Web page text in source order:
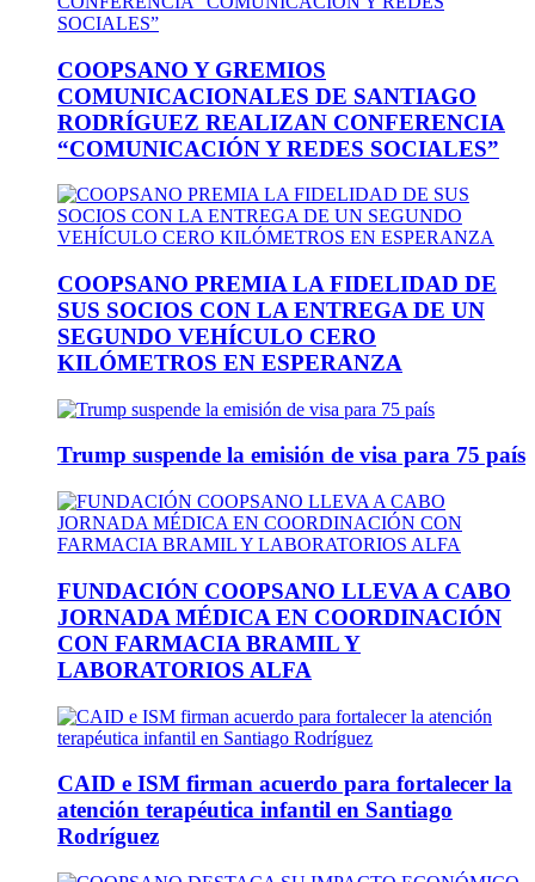
COOPSANO Y GREMIOS
COMUNICACIONALES DE SANTIAGO
RODRÍGUEZ REALIZAN CONFERENCIA
“COMUNICACIÓN Y REDES SOCIALES”
COOPSANO PREMIA LA FIDELIDAD DE
SUS SOCIOS CON LA ENTREGA DE UN
SEGUNDO VEHÍCULO CERO
KILÓMETROS EN ESPERANZA
Trump suspende la emisión de visa para 75 país
FUNDACIÓN COOPSANO LLEVA A CABO
JORNADA MÉDICA EN COORDINACIÓN
CON FARMACIA BRAMIL Y
LABORATORIOS ALFA
CAID e ISM firman acuerdo para fortalecer la
atención terapéutica infantil en Santiago
Rodríguez